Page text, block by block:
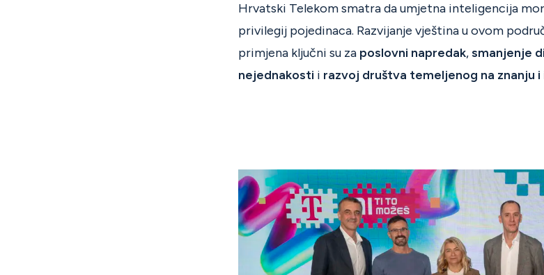
Hrvatski Telekom smatra da umjetna inteligencija
privilegij pojedinaca. Razvijanje vještina u ovom
primjena ključni su za poslovni napredak,smanjenje
nejednakosti i razvoj društva temeljenog na znanju i